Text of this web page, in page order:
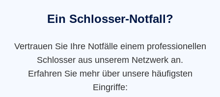
Ein Schlosser-Notfall?
Vertrauen Sie Ihre Notfälle einem professionellen
Schlosser aus unserem Netzwerk an.
Erfahren Sie mehr über unsere häufigsten
Eingriffe: